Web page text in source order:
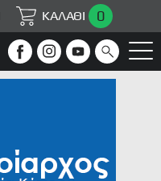
ΚΑΛΑΘΙ 0